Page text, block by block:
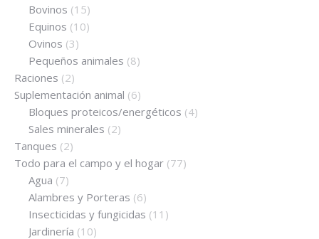
Bovinos (15)
Equinos (10)
Ovinos (3)
Pequeños animales (8)
Raciones (2)
Suplementación animal (6)
Bloques proteicos/energéticos (4)
Sales minerales (2)
Tanques (2)
Todo para el campo y el hogar (77)
Agua (7)
Alambres y Porteras (6)
Insecticidas y fungicidas (11)
Jardinería (10)